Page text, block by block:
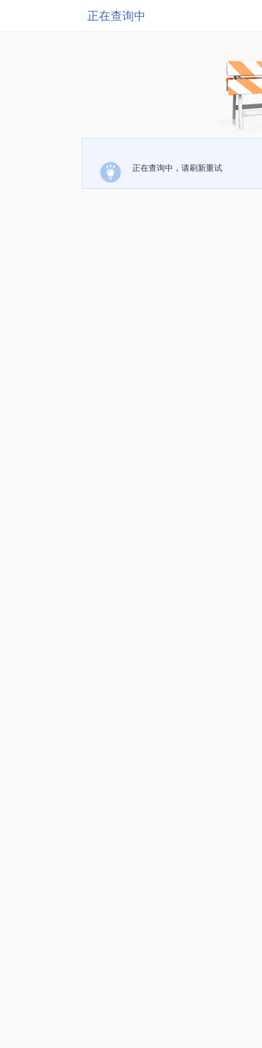
正在查询中
正在查询中，请刷新重试